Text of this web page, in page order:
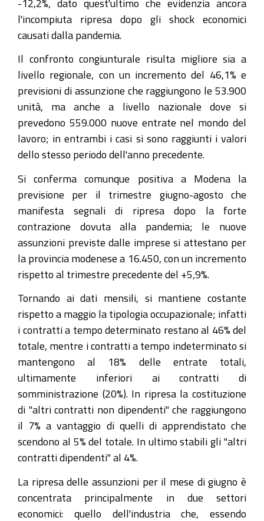
-12,2%, dato quest'ultimo che evidenzia ancora
l'incompiuta ripresa dopo gli shock economici
causati dalla pandemia.
Il confronto congiunturale risulta migliore sia a
livello regionale, con un incremento del 46,1% e
previsioni di assunzione che raggiungono le 53.900
unità, ma anche a livello nazionale dove si
prevedono 559.000 nuove entrate nel mondo del
lavoro; in entrambi i casi si sono raggiunti i valori
dello stesso periodo dell'anno precedente.
Si conferma comunque positiva a Modena la
previsione per il trimestre giugno-agosto che
manifesta segnali di ripresa dopo la forte
contrazione dovuta alla pandemia; le nuove
assunzioni previste dalle imprese si attestano per
la provincia modenese a 16.450, con un incremento
rispetto al trimestre precedente del +5,9%.
Tornando ai dati mensili, si mantiene costante
rispetto a maggio la tipologia occupazionale; infatti
i contratti a tempo determinato restano al 46% del
totale, mentre i contratti a tempo indeterminato si
mantengono al 18% delle entrate totali,
ultimamente inferiori ai contratti di
somministrazione (20%). In ripresa la costituzione
di "altri contratti non dipendenti" che raggiungono
il 7% a vantaggio di quelli di apprendistato che
scendono al 5% del totale. In ultimo stabili gli "altri
contratti dipendenti" al 4%.
La ripresa delle assunzioni per il mese di giugno è
concentrata principalmente in due settori
economici: quello dell'industria che, essendo